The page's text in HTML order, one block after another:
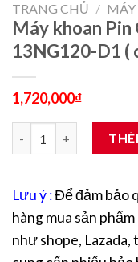
TRANG CHỦ /
Máy khoan Pin
13NG120-D1 (
1,720,000₫
Máy khoan Pin
Lưu ý :Để đảm bảo
hàng mua sản
như shope, Lazada,